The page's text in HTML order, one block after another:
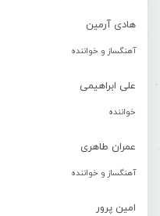
هادی آرمین
آهنگساز و خواننده
علی ابراهیمی
خواننده
عمران طاهری
آهنگساز و خواننده
امین پرور